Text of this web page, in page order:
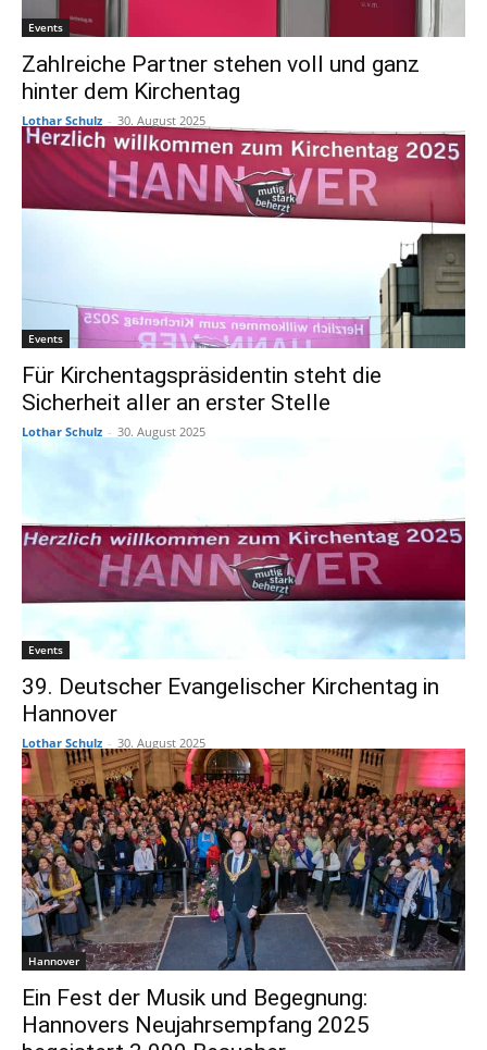
Events
Zahlreiche Partner stehen voll und ganz
hinter dem Kirchentag
Lothar Schulz - 30. August 2025
Events
Für Kirchentagspräsidentin steht die
Sicherheit aller an erster Stelle
Lothar Schulz - 30. August 2025
Events
39. Deutscher Evangelischer Kirchentag in
Hannover
Lothar Schulz - 30. August 2025
Hannover
Ein Fest der Musik und Begegnung:
Hannovers Neujahrsempfang 2025